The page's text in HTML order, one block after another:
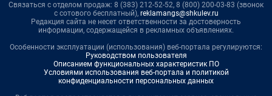
Связаться с отделом продаж: 8 (383) 212-52-52, 8 (800) 200-03-83 (звонок
с сотового бесплатный), reklamangs@shkulev.ru
Редакция сайта не несет ответственности за достоверность
информации, содержащейся в рекламных объявлениях.
Особенности эксплуатации (использования) веб-портала регулируются:
Руководством пользователя
Описанием функциональных характеристик ПО
Условиями использования веб-портала и политикой
конфиденциальности персональных данных